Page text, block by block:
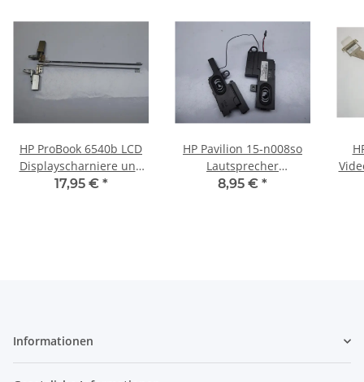
HP ProBook 6540b LCD
Displayscharniere und
Leisten L+R
17,95 € *
HP Pavilion 15-n008so
Lautsprecher
Soundspeaker Rechts
8,95 € *
Informationen